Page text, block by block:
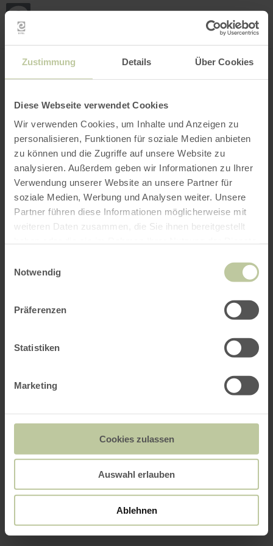
Zustimmung Details Über Cookies
Diese Webseite verwendet Cookies
Wir verwenden Cookies, um Inhalte und Anzeigen zu
personalisieren, Funktionen für soziale Medien anbieten
zu können und die Zugriffe auf unsere Website zu
analysieren. Außerdem geben wir Informationen zu Ihrer
Verwendung unserer Website an unsere Partner für
soziale Medien, Werbung und Analysen weiter. Unsere
Partner führen diese Informationen möglicherweise mit
weiteren Daten zusammen, die Sie ihnen bereitgestellt
Notwendig
Präferenzen
Statistiken
Marketing
Cookies zulassen
Auswahl erlauben
Ablehnen
CARTE INTERACTIVE
ma
Ouvrir le filtre